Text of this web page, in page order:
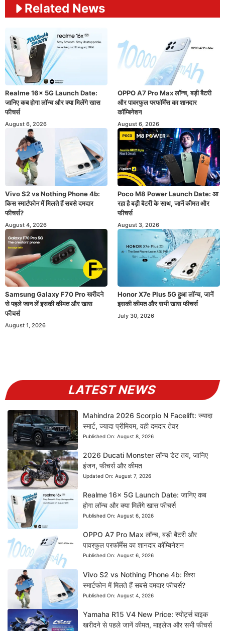
Related News
Realme 16x 5G Launch Date:
जानिए कब होगा लॉन्च और क्या मिलेंगे खास
फीचर्स
August 6, 2026
OPPO A7 Pro Max लॉन्च, बड़ी बैटरी
और पावरफुल परफॉर्मेंस का शानदार
कॉम्बिनेशन
August 6, 2026
Vivo S2 vs Nothing Phone 4b:
किस स्मार्टफोन में मिलते हैं सबसे दमदार
फीचर्स?
August 4, 2026
Poco M8 Power Launch Date: आ
रहा है बड़ी बैटरी के साथ, जानें कीमत और
फीचर्स
August 3, 2026
Samsung Galaxy F70 Pro खरीदने
से पहले जान लें इसकी कीमत और खास
फीचर्स
August 1, 2026
Honor X7e Plus 5G हुआ लॉन्च, जानें
इसकी कीमत और सभी खास फीचर्स
July 30, 2026
LATEST NEWS
Mahindra 2026 Scorpio N Facelift: ज्यादा
स्मार्ट, ज्यादा प्रीमियम, वही दमदार तेवर
Published On: August 8, 2026
2026 Ducati Monster लॉन्च डेट तय, जानिए
इंजन, फीचर्स और कीमत
Updated On: August 7, 2026
Realme 16x 5G Launch Date: जानिए कब
होगा लॉन्च और क्या मिलेंगे खास फीचर्स
Published On: August 6, 2026
OPPO A7 Pro Max लॉन्च, बड़ी बैटरी और
पावरफुल परफॉर्मेंस का शानदार कॉम्बिनेशन
Published On: August 6, 2026
Vivo S2 vs Nothing Phone 4b: किस
स्मार्टफोन में मिलते हैं सबसे दमदार फीचर्स?
Published On: August 4, 2026
Yamaha R15 V4 New Price: स्पोर्ट्स बाइक
खरीदने से पहले जानें कीमत, माइलेज और सभी फीचर्स